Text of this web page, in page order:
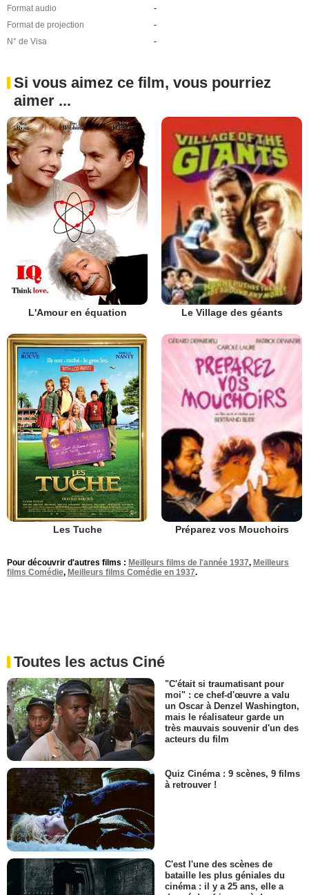
Format audio
-
Format de projection
-
N° de Visa
-
Si vous aimez ce film, vous pourriez
aimer ...
L'Amour en équation Le Village des géants
Les Tuche Préparez vos Mouchoirs
Pour découvrir d'autres films : Meilleurs films de l'année 1937, Meilleurs
films Comédie, Meilleurs films Comédie en 1937.
Toutes les actus Ciné
"C'était si traumatisant pour
moi" : ce chef-d'œuvre a valu
un Oscar à Denzel Washington,
mais le réalisateur garde un
très mauvais souvenir d'un des
acteurs du film
Quiz Cinéma : 9 scènes, 9 films
à retrouver !
C'est l'une des scènes de
bataille les plus géniales du
cinéma : il y a 25 ans, elle a